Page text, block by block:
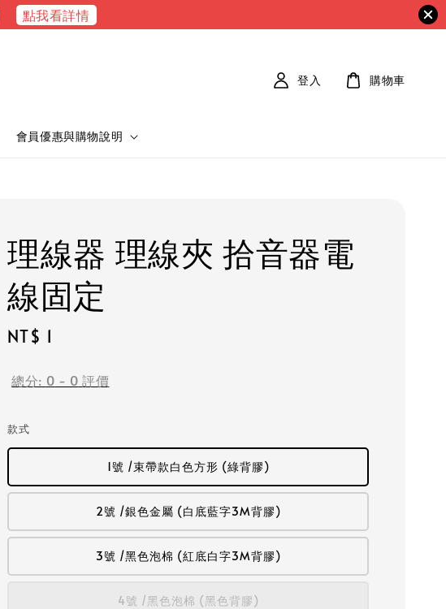
點我看詳情
會員優惠與購物說明
登入 購物車
理線器 理線夾 拾音器電
線固定
Regular
NT$ 1
總分: 0 - 0 評價
款式
1號 /束帶款白色方形 (綠背膠)
2號 /銀色金屬 (白底藍字3M背膠)
3號 /黑色泡棉 (紅底白字3M背膠)
4號 /黑色泡棉 (黑色背膠)